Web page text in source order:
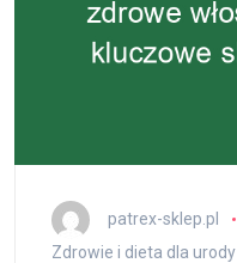
patrex-sklep.pl
Zdrowie i dieta dla urody